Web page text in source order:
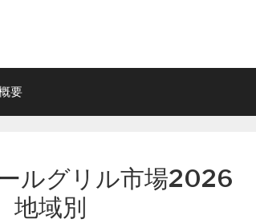
要
ルグリル市場2026
地域別